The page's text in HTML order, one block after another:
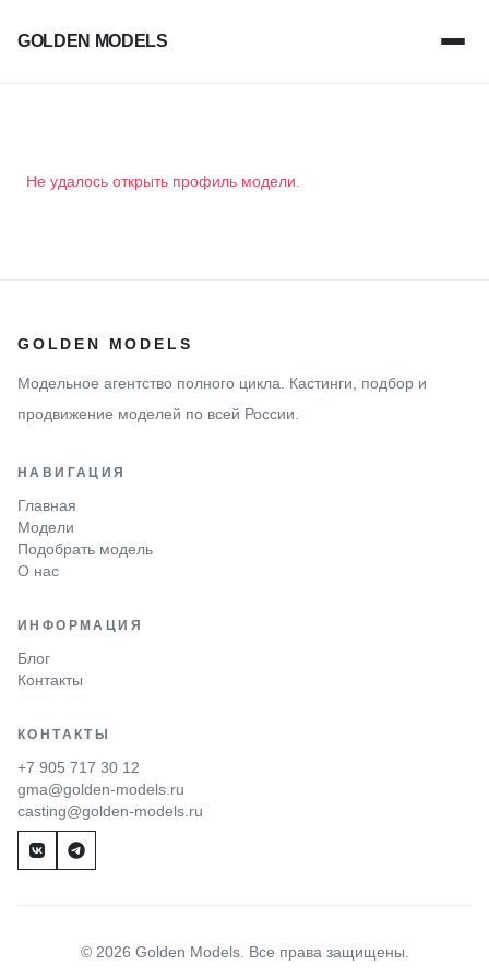
GOLDEN MODELS
Не удалось открыть профиль модели.
GOLDEN MODELS
Модельное агентство полного цикла. Кастинги, подбор и
продвижение моделей по всей России.
НАВИГАЦИЯ
Главная
Модели
Подобрать модель
О нас
ИНФОРМАЦИЯ
Блог
Контакты
КОНТАКТЫ
+7 905 717 30 12
gma@golden-models.ru
casting@golden-models.ru
© 2026 Golden Models. Все права защищены.